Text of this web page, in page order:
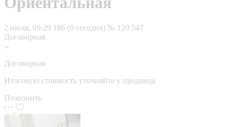
2 июля, 09:29 186 (0 сегодня) № 120 547
Договорная
Договорная
Итоговую стоимость уточняйте у продавца
Позвонить